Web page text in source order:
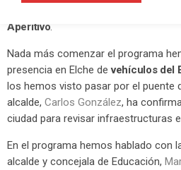
Aperitivo
Nada más comenzar el programa
presencia en Elche devehículos del
los hemos visto pasar por el puente
alcalde, Carlos González, ha
ciudad para revisar infraestructuras
En el programa hemos hablado con
alcalde y concejala de Educación,